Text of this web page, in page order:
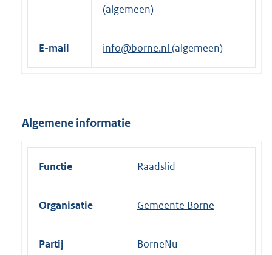
x
t
e
n
i
n
(algemeen)
E-mail info@borne.nl (algemeen)
Algemene informatie
Functie Raadslid
Organisatie Gemeente Borne
Partij BorneNu